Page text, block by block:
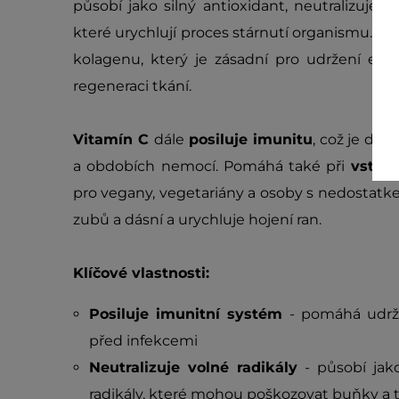
působí jako silný antioxidant, neutralizuje
které urychlují proces stárnutí organismu.
kolagenu, který je zásadní pro udržení
regeneraci tkání.
Vitamín C dále posiluje imunitu, což je
a obdobích nemocí. Pomáhá také při
pro vegany, vegetariány a osoby s
zubů a dásní a urychluje hojení ran.
Klíčové vlastnosti:
Posiluje imunitní systém - pomáhá
před infekcemi
Neutralizuje volné radikály- působí
radikály, které mohou poškozovat buňky a